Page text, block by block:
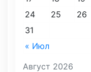
Август 2026
« Июл
24
25 26
31